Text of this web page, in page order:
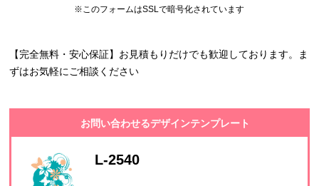
※このフォームはSSLで暗号化されています
【完全無料・安心保証】お見積もりだけでも歓迎しております。ま
ずはお気軽にご相談ください
お問い合わせるデザインテンプレート
L-2540